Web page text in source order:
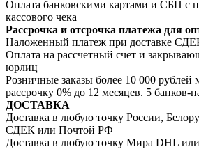
Оплата банковскими картами и СБП с
кассового чека
Рассрочка и отсрочка платежа для
Наложенный платеж при доставке
Оплата на рассчетный счет и
юрлиц
Розничные заказы более 10 000 рублей
рассрочку 0% до 12 месяцев. 5 банков-
ДОСТАВКА
Доставка в любую точку России,
СДЕК или Почтой РФ
Доставка в любую точку Мира DHL